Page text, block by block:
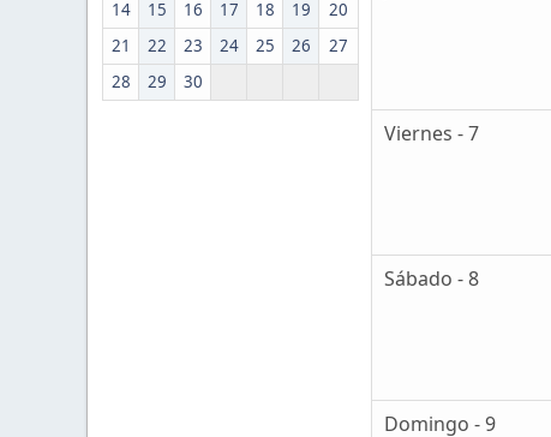
14
15 16 17 18 19
20
21
22 23 24 25 26
27
28
29 30
Viernes - 7
Sábado - 8
Domingo - 9